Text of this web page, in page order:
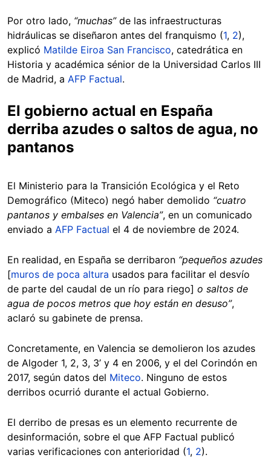
Por otro lado, “muchas”de las infraestructuras
hidráulicas se diseñaron antes del franquismo (1, 2),
explicó Matilde Eiroa San Francisco, catedrática en
Historia y académica sénior de la Universidad Carlos III
de Madrid, a AFP Factual.
El gobierno actual en España
derriba azudes o saltos de agua, no
pantanos
El Ministerio para la Transición Ecológica y el Reto
Demográfico (Miteco) negó haber demolido “cuatro
pantanos y embalses en Valencia”, en un comunicado
enviado a AFP Factual el 4 de noviembre de 2024.
En realidad, en España se derribaron “pequeños azudes
[muros de poca altura usados para facilitar el desvío
de parte del caudal de un río para riego] o saltos de
agua de pocos metros que hoy están en desuso”,
aclaró su gabinete de prensa.
Concretamente, en Valencia se demolieron los azudes
de Algoder 1, 2, 3, 3’ y 4 en 2006, y el del Corindón en
2017, según datos del Miteco. Ninguno de estos
derribos ocurrió durante el actual Gobierno.
El derribo de presas es un elemento recurrente de
desinformación, sobre el que AFP Factual publicó
varias verificaciones con anterioridad (1, 2).